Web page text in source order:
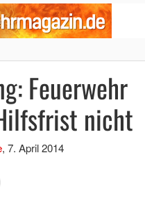
Feuerwehr
nicht
, 7. April 2014